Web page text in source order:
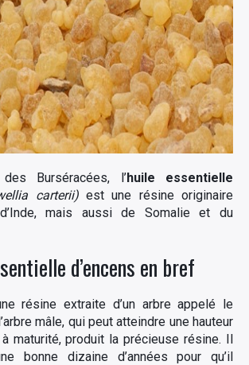
Burséracées, l’huile essentielle
carterii)est une résine originaire
mais aussi de Somalie et du
d’encens en bref
résine extraite d’un arbre appelé le
mâle, qui peut atteindre une hauteur
maturité, produit la précieuse résine. Il
bonne dizaine d’années pour qu’il